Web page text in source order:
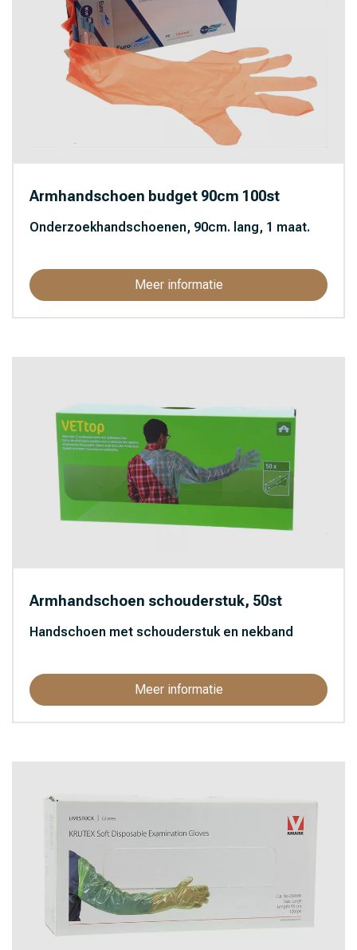
Armhandschoen budget 90cm 100st
Onderzoekhandschoenen, 90cm. lang, 1 maat.
Meer informatie
Armhandschoen schouderstuk, 50st
Handschoen met schouderstuk en nekband
Meer informatie